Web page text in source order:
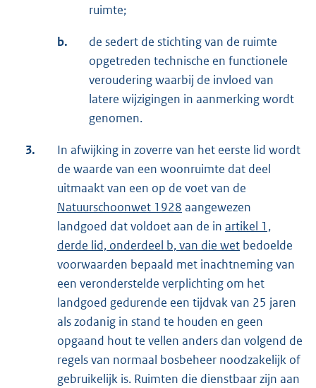
ruimte;
b.
de sedert de stichting van de ruimte
opgetreden technische en functionele
veroudering waarbij de invloed van
latere wijzigingen in aanmerking wordt
genomen.
3.
In afwijking in zoverre van het eerste lid wordt
de waarde van een woonruimte dat deel
uitmaakt van een op de voet van de
Natuurschoonwet 1928 aangewezen
landgoed dat voldoet aan de in artikel 1,
derde lid, onderdeel b, van die wet bedoelde
voorwaarden bepaald met inachtneming van
een veronderstelde verplichting om het
landgoed gedurende een tijdvak van 25 jaren
als zodanig in stand te houden en geen
opgaand hout te vellen anders dan volgend de
regels van normaal bosbeheer noodzakelijk of
gebruikelijk is. Ruimten die dienstbaar zijn aan